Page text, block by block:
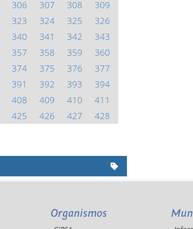
306 307 308
309
323 324 325
326
340 341 342
343
357 358 359
360
374 375 376
377
391 392 393
394
408 409 410
411
425 426 427
428
Organismos